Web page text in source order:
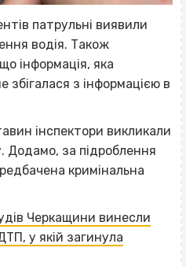
патрульні виявили
водія. Також
інформація, яка
збігалася з інформацією в
інспектори викликали
Додамо, за підроблення
кримінальна
Черкащини винесли
у якій загинула